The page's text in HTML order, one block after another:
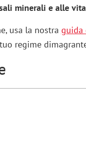
minerali e alle
usa la nostra guida
regime